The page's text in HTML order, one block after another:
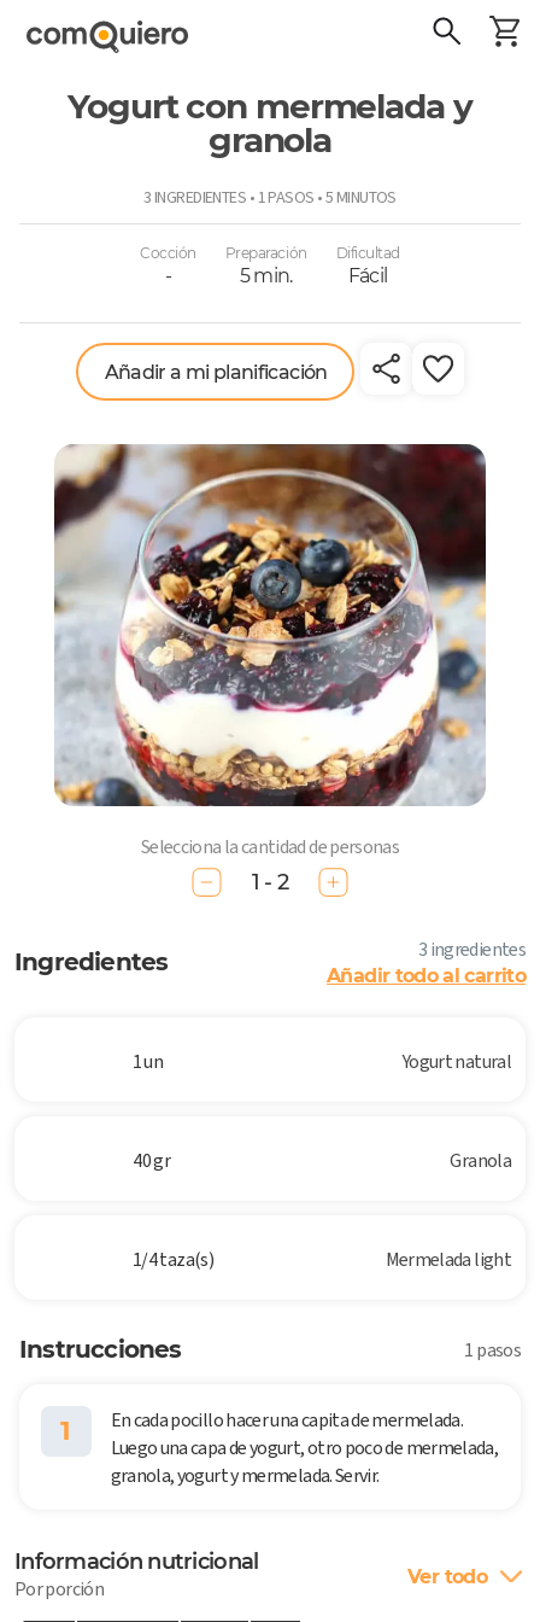
Yogurt con mermelada y
granola
3 INGREDIENTES • 1 PASOS • 5 MINUTOS
Cocción
-
Preparación
5 min.
Dificultad
Fácil
Añadir a mi planificación
Selecciona la cantidad de personas
1 - 2
Ingredientes 3 ingredientes
Añadir todo al carrito
1 un Yogurt natural
40 gr Granola
1/4 taza(s) Mermelada light
Instrucciones 1 pasos
1
En cada pocillo hacer una capita de mermelada.
Luego una capa de yogurt, otro poco de mermelada,
granola, yogurt y mermelada. Servir.
Información nutricional
Por porción Ver todo